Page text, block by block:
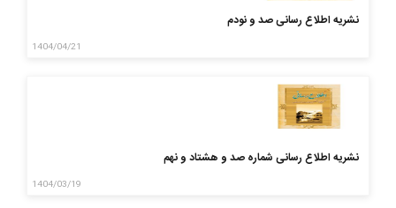
نشریه اطلاع رسانی صد و نودم
1404/04/21
نشریه اطلاع رسانی شماره صد و هشتاد و نهم
1404/03/19